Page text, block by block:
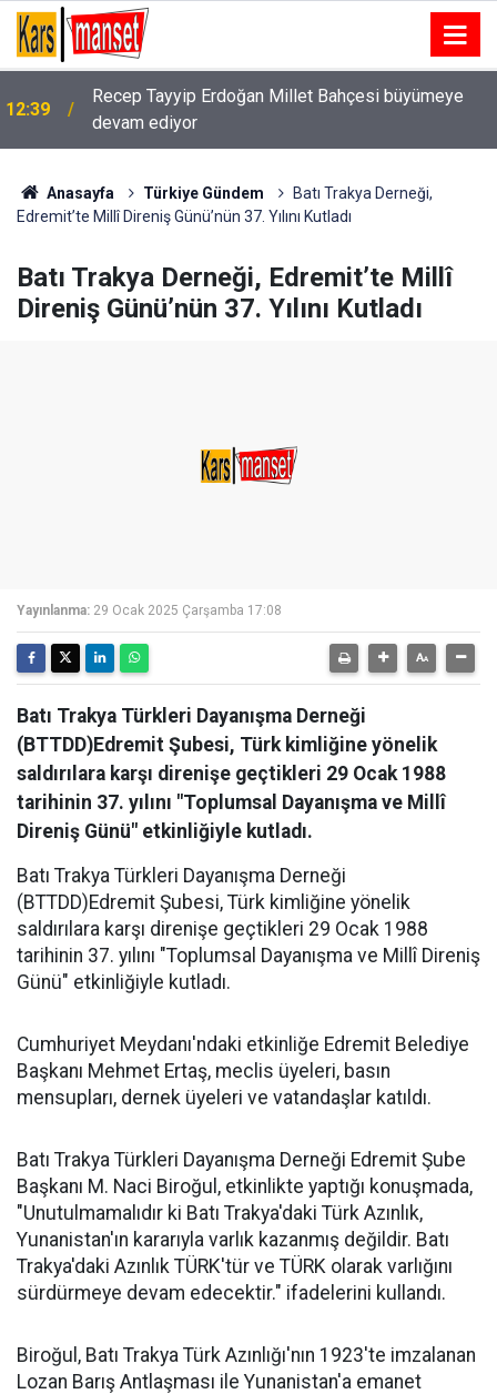
12:39
Recep Tayyip Erdoğan Millet Bahçesi büyümeye
devam ediyor
12:39
Bakan Uraloğlu: "Temmuz ayında
havalimanlarımızda direkt transit yolcular ile birlikte
toplam 26 milyon 797 bin 638 yolcuya hizmet
Anasayfa Türkiye Gündem
Batı Trakya Derneği,
Edremit’te Millî Direniş Günü’nün 37. Yılını Kutladı
Batı Trakya Derneği, Edremit’te Millî
Direniş Günü’nün 37. Yılını Kutladı
Yayınlanma: 29 Ocak 2025 Çarşamba 17:08
Batı Trakya Türkleri Dayanışma Derneği
(BTTDD)Edremit Şubesi, Türk kimliğine yönelik
saldırılara karşı direnişe geçtikleri 29 Ocak 1988
tarihinin 37. yılını "Toplumsal Dayanışma ve Millî
Direniş Günü" etkinliğiyle kutladı.
Batı Trakya Türkleri Dayanışma Derneği
(BTTDD)Edremit Şubesi, Türk kimliğine yönelik
saldırılara karşı direnişe geçtikleri 29 Ocak 1988
tarihinin 37. yılını "Toplumsal Dayanışma ve Millî Direniş
Günü" etkinliğiyle kutladı.
Cumhuriyet Meydanı'ndaki etkinliğe Edremit Belediye
Başkanı Mehmet Ertaş, meclis üyeleri, basın
mensupları, dernek üyeleri ve vatandaşlar katıldı.
Batı Trakya Türkleri Dayanışma Derneği Edremit Şube
Başkanı M. Naci Biroğul, etkinlikte yaptığı konuşmada,
"Unutulmamalıdır ki Batı Trakya'daki Türk Azınlık,
Yunanistan'ın kararıyla varlık kazanmış değildir. Batı
Trakya'daki Azınlık TÜRK'tür ve TÜRK olarak varlığını
sürdürmeye devam edecektir." ifadelerini kullandı.
Biroğul, Batı Trakya Türk Azınlığı'nın 1923'te imzalanan
Lozan Barış Antlaşması ile Yunanistan'a emanet